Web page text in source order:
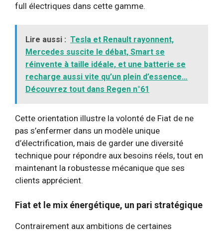
full électriques dans cette gamme.
Lire aussi : Tesla et Renault rayonnent,
Mercedes suscite le débat, Smart se
réinvente à taille idéale, et une batterie se
recharge aussi vite qu’un plein d’essence…
Découvrez tout dans Regen n°61
Cette orientation illustre la volonté de Fiat de ne
pas s’enfermer dans un modèle unique
d’électrification, mais de garder une diversité
technique pour répondre aux besoins réels, tout en
maintenant la robustesse mécanique que ses
clients apprécient.
Fiat et le mix énergétique, un pari stratégique
Contrairement aux ambitions de certaines